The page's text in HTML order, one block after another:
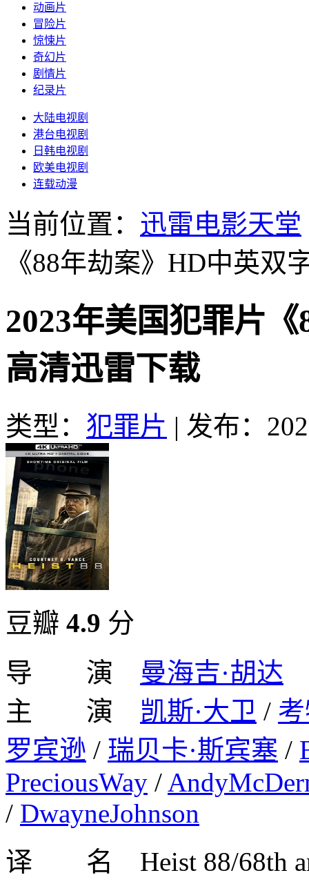
动画片
冒险片
惊悚片
奇幻片
剧情片
纪录片
大陆电视剧
港台电视剧
日韩电视剧
欧美电视剧
连载动漫
当前位置： 迅雷电影天堂
《88年劫案》HD中英双
2023年美国犯罪片
高清迅雷下载
类型： 犯罪片 | 发布：
豆瓣 4.9 分
导 演 曼海吉·胡达
主 演 凯斯·大卫 /
罗宾逊 / 瑞贝卡·斯宾塞 /
PreciousWay /
/ DwayneJohnson
译 名 Heist 88/68th